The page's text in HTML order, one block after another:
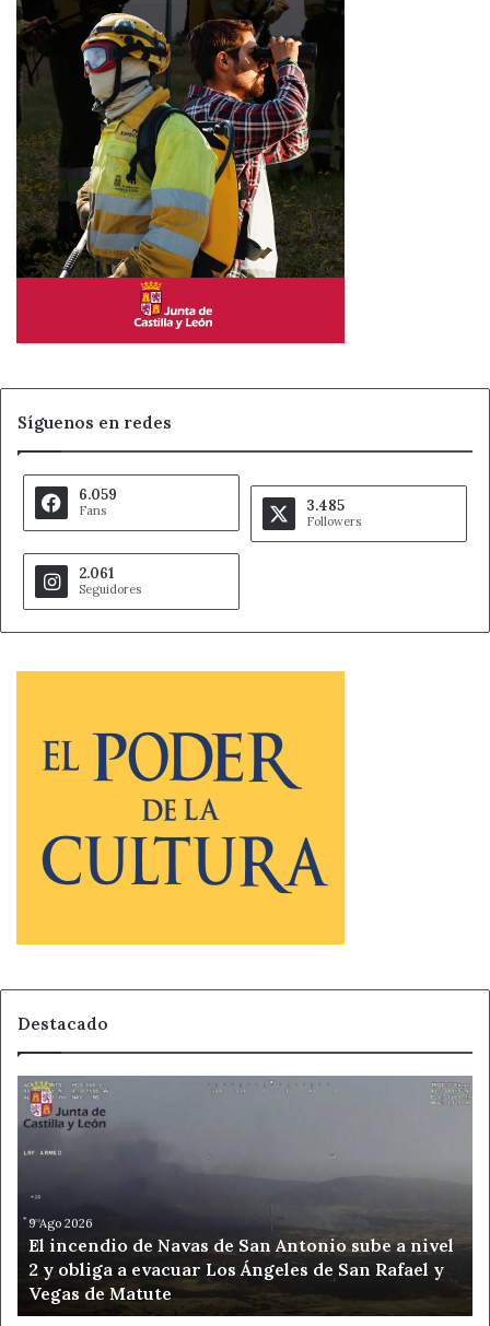
Síguenos en redes
6.059
Fans 3.485
Followers
2.061
Seguidores
Destacado
El
incendio
de
Navas
San
Antonio
sube
nivel
2
9 Ago 2026
El incendio de Navas de San Antonio sube a nivel
2 y obliga a evacuar Los Ángeles de San Rafael y
Vegas de Matute